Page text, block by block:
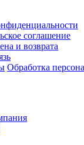
соглашение
и возврата
Обработка